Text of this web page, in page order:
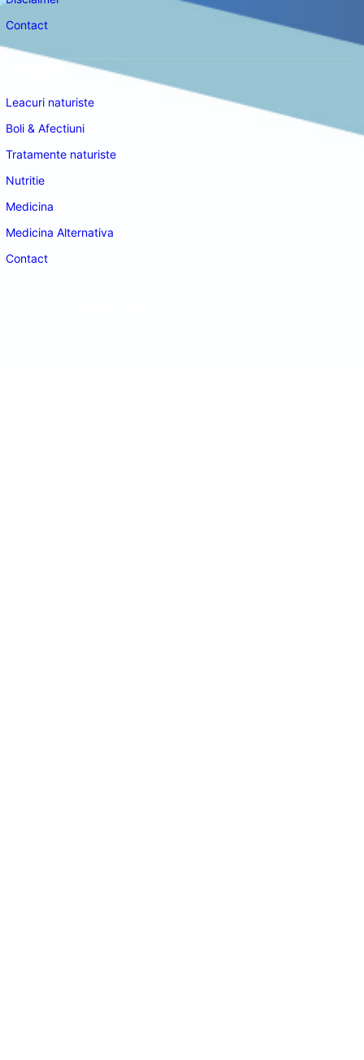
Contact
Leacuri naturiste
Boli & Afectiuni
Tratamente naturiste
Nutritie
Medicina
Medicina Alternativa
Contact